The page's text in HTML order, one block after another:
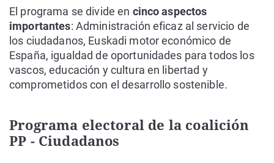
El programa se divide en cinco aspectos
importantes: Administración eficaz al servicio de
los ciudadanos, Euskadi motor económico de
España, igualdad de oportunidades para todos los
vascos, educación y cultura en libertad y
comprometidos con el desarrollo sostenible.
Programa electoral de la coalición
PP - Ciudadanos